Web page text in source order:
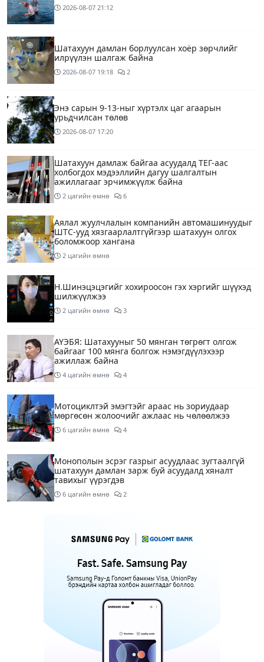
2026-08-07 21:12
Шатахуун дамлан борлуулсан хоёр зөрчлийг
илрүүлэн шалгаж байна
2026-08-07 19:18 2
Энэ сарын 9-13-ныг хүртэлх цаг агаарын
урьдчилсан төлөв
2026-08-07 17:20
Шатахуун дамлаж байгаа асуудалд ТЕГ-аас
холбогдох мэдээллийн дагуу шалгалтын
ажиллагааг эрчимжүүлж байна
2 цагийн өмнө 6
Аялал жуулчлалын компанийн автомашинуудыг
ШТС-ууд хязгаарлалтгүйгээр шатахуун олгох
боломжоор хангана
2 цагийн өмнө
Н.Шинэцэцэгийг хохироосон гэх хэргийг шүүхэд
шилжүүлжээ
2 цагийн өмнө 3
АҮЭБЯ: Шатахууныг 50 мянган төгрөгт олгож
байгааг 100 мянга болгож нэмэгдүүлэхээр
ажиллаж байна
4 цагийн өмнө 4
Мотоциклтэй эмэгтэйг араас нь зориудаар
мөргөсөн жолоочийг ажлаас нь чөлөөлжээ
6 цагийн өмнө 4
Монополын эсрэг газрыг асуудлаас зугтаалгүй
шатахуун дамлан зарж буй асуудалд хяналт
тавихыг үүрэгдэв
6 цагийн өмнө 2
настай охиныг 7 дахь өдрөө хайж байна
АҮЭБЯ: Тэгш, сондгойг мөрдөөгүй 7 ШТС-д
торгууль ногдуулах, тусгай зөвшөөрлийг нь
цуцлах хүртэл арга хэмжээ авахыг сануулав
Боловсролын сайд Л.Энх-Амгалан Pearson
компанийн удирдлагуудтай уулзаж, хамтын
ажиллагааг гүнзгийрүүлэх талаар ярилцжээ